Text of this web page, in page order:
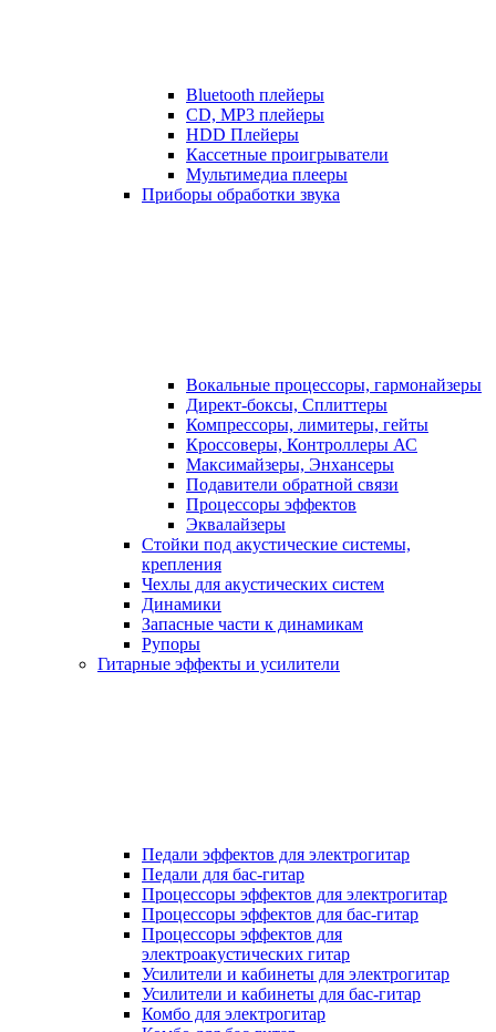
Bluetooth плейеры
CD, MP3 плейеры
HDD Плейеры
Кассетные проигрыватели
Мультимедиа плееры
Приборы обработки звука
Вокальные процессоры, гармонайзеры
Директ-боксы, Сплиттеры
Компрессоры, лимитеры, гейты
Кроссоверы, Контроллеры АС
Максимайзеры, Энхансеры
Подавители обратной связи
Процессоры эффектов
Эквалайзеры
Стойки под акустические системы,
крепления
Чехлы для акустических систем
Динамики
Запасные части к динамикам
Рупоры
Гитарные эффекты и усилители
Педали эффектов для электрогитар
Педали для бас-гитар
Процессоры эффектов для электрогитар
Процессоры эффектов для бас-гитар
Процессоры эффектов для
электроакустических гитар
Усилители и кабинеты для электрогитар
Усилители и кабинеты для бас-гитар
Комбо для электрогитар